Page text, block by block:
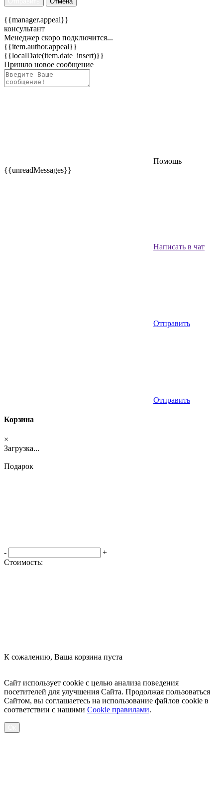
{{manager.appeal}}
консультант
Менеджер скоро подключится...
{{item.author.appeal}}
{{localDate(item.date_insert)}}
Пришло новое сообщение
Помощь
{{unreadMessages}}
Написать в чат
Отправить
Отправить
Корзина
×
Загрузка...
Подарок
-
+
Стоимость:
К сожалению, Ваша корзина пуста
Сайт использует cookie с целью анализа поведения
посетителей для улучшения Сайта. Продолжая пользоваться
Сайтом, вы соглашаетесь на использование файлов cookie в
соответствии с нашими Cookiе правилами.